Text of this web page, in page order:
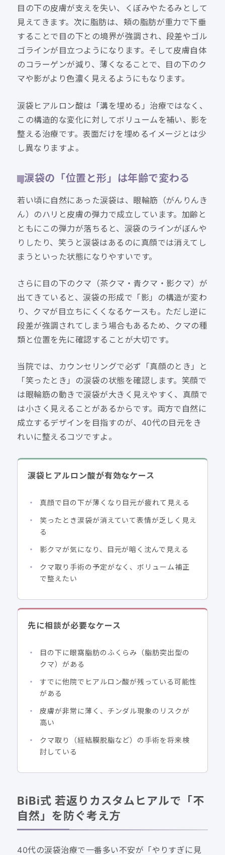
目の下の皮膚が支えを失い、くぼみやたるみとして
見えてきます。次に脂肪は、頬の脂肪が重力で下垂
することで目の下との境界が強調され、段差やゴル
ゴラインが目立つようになります。そして皮膚自体
のコラーゲンが減り、薄くなることで、目の下のク
マや影がより色濃く見えるようにもなります。
涙袋ヒアルロン酸は「溝を埋める」治療ではなく、
この構造的な変化に対してボリュームを補い、影を
整える治療です。表面だけを埋めるイメージとは少
し異なりますよ。
涙袋の「位置と形」は年齢で変わる
若い頃に自然にあった涙袋は、眼輪筋（がんりんき
ん）のハリと皮膚の弾力で成立しています。加齢と
ともにこの弾力が落ちると、涙袋のラインがぼんや
りしたり、笑うと涙袋はあるのに真顔では消えてし
まうといった状態になりやすいです。
さらに目の下のクマ（茶クマ・青クマ・影クマ）が
出てきていると、涙袋の形成で「影」の構造が変わ
り、クマが目立ちにくくなるケースも。ただし逆に
段差が強調されてしまう場合もあるため、クマの種
類と位置を先に確認することが大切です。
当院では、カウンセリングで必ず「真顔のとき」と
「笑ったとき」の涙袋の状態を確認します。笑顔で
は眼輪筋の動きで涙袋が大きく見えやすく、真顔で
は小さく見えることがあるからです。両方で自然に
成立するデザインを目指すのが、40代の目元をき
れいに整えるコツですよ。
涙袋ヒアルロン酸が有効なケース
真顔で目の下が薄くなり目元が疲れて見える
笑ったとき涙袋が消えていて表情が乏しく見え
る
影クマが気になり、目元が暗く沈んで見える
クマ取り手術の予定がなく、ボリューム補正
で整えたい
先に相談が必要なケース
目の下に眼窩脂肪のふくらみ（脂肪突出型の
クマ）がある
すでに他院でヒアルロン酸が残っている可能性
がある
皮膚が非常に薄く、チンダル現象のリスクが
高い
クマ取り（経結膜脱脂など）の手術を将来検
討している
BiBi式 若返りカスタムヒアルで「不
自然」を防ぐ考え方
40代の涙袋治療で一番多い不安が「やりすぎに見